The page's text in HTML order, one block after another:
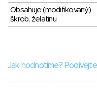
Obsahuje (modifikovaný)
škrob, želatinu
Jak hodnotíme?